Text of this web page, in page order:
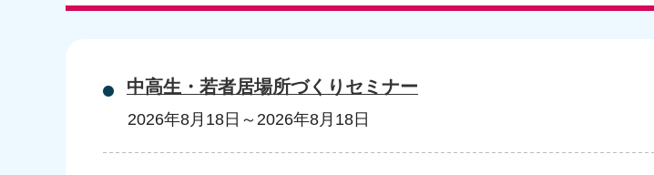
中高生・若者居場所づくりセミナー
2026年8月18日 ～ 2026年8月18日